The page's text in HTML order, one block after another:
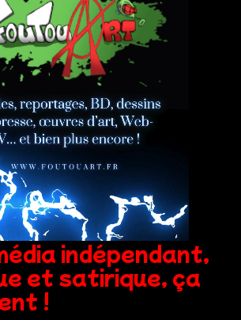
indépendant,
et satirique, ça
!